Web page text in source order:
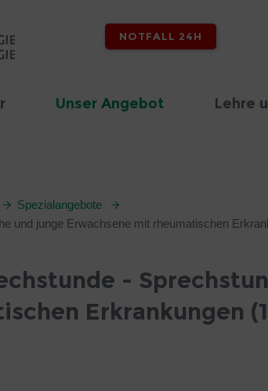
NOTFALL 24H
Unser Angebot Lehre
Spezialangebote
und junge Erwachsene mit rheumatischen
-
Erkrankungen